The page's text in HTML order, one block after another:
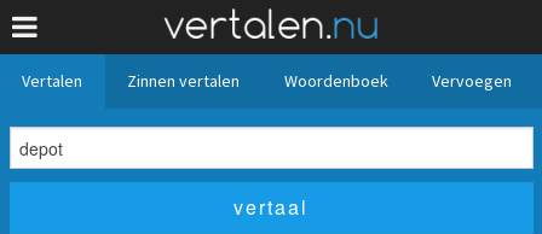
Vertalen Zinnen vertalen Woordenboek Vervoegen